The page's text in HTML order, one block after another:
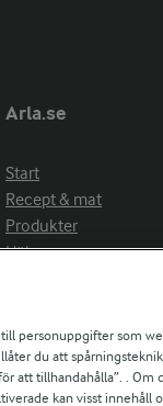
Arla.se
Start
Recept & mat
Produkter
Hälsa
Aktuellt
Om Arla
Nyheter & press
personuppgifter som
du att
att tillhandahålla”. .
kan visst innehåll